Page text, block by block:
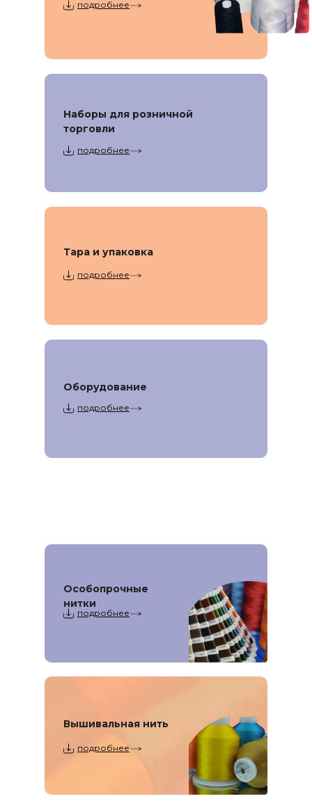
подробнее
подробнее
Наборы для розничной
торговли
Тара и упаковка
Оборудование
подробнее
подробнее
подробнее
подробнее
Вышивальная нить
Особопрочные
нитки